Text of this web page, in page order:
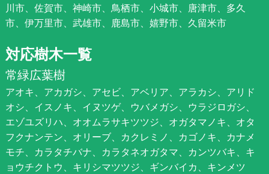
川市、佐賀市、神崎市、鳥栖市、小城市、唐津市、多久
市、伊万里市、武雄市、鹿島市、嬉野市、久留米市
対応樹木一覧
常緑広葉樹
アオキ、アカガシ、アセビ、アベリア、アラカシ、アリド
オシ、イスノキ、イヌツゲ、ウバメガシ、ウラジロガシ、
エゾユズリハ、オオムラサキツツジ、オガタマノキ、オタ
フクナンテン、オリーブ、カクレミノ、カゴノキ、カナメ
モチ、カラタチバナ、カラタネオガタマ、カンツバキ、キ
ョウチクトウ、キリシマツツジ、ギンバイカ、キンメツ